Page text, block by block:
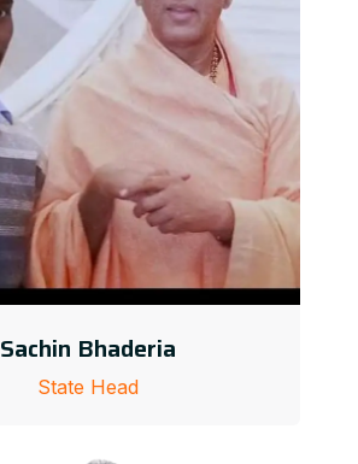
Sachin Bhaderia
State Head